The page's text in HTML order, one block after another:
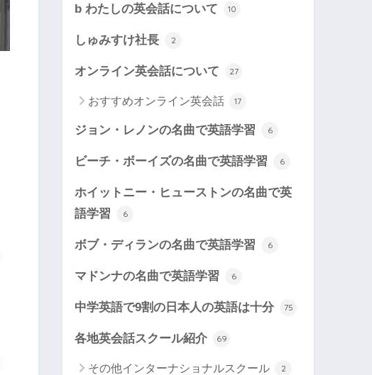
b わたしの英会話について 10
しゅみすけ社長 2
オンライン英会話について 27
おすすめオンライン英会話 17
ジョン・レノンの名曲で英語学習 6
ビーチ・ボーイズの名曲で英語学習 6
ホイットニー・ヒューストンの名曲で英
語学習
6
ボブ・ディランの名曲で英語学習 6
マドンナの名曲で英語学習 6
中学英語で9割の日本人の英語は十分 75
各地英会話スクール紹介 69
その他インターナショナルスクール 2